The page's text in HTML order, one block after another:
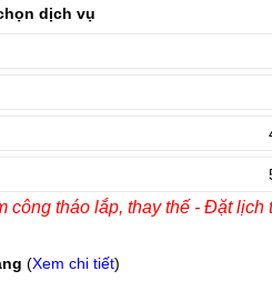
dịch vụ
công tháo lắp, thay thế - Đặt lịch
(Xem chi tiết)